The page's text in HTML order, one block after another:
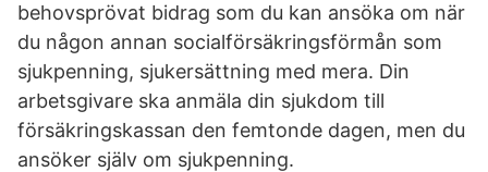
behovsprövat bidrag som du kan ansöka om när
du någon annan socialförsäkringsförmån som
sjukpenning, sjukersättning med mera. Din
arbetsgivare ska anmäla din sjukdom till
försäkringskassan den femtonde dagen, men du
ansöker själv om sjukpenning.